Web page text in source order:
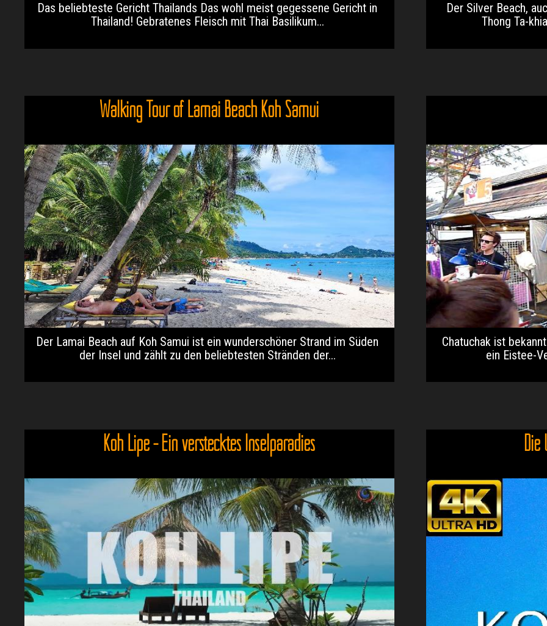
Das beliebteste Gericht Thailands Das wohl meist gegessene Gericht in
Thailand! Gebratenes Fleisch mit Thai Basilikum...
Der Silver Beach,
Thong Ta-
Walking Tour of Lamai Beach Koh Samui
Der Lamai Beach auf Koh Samui ist ein wunderschöner Strand im Süden
der Insel und zählt zu den beliebtesten Stränden der...
Chatuchak ist
ein Eistee-
Koh Lipe - Ein verstecktes Inselparadies